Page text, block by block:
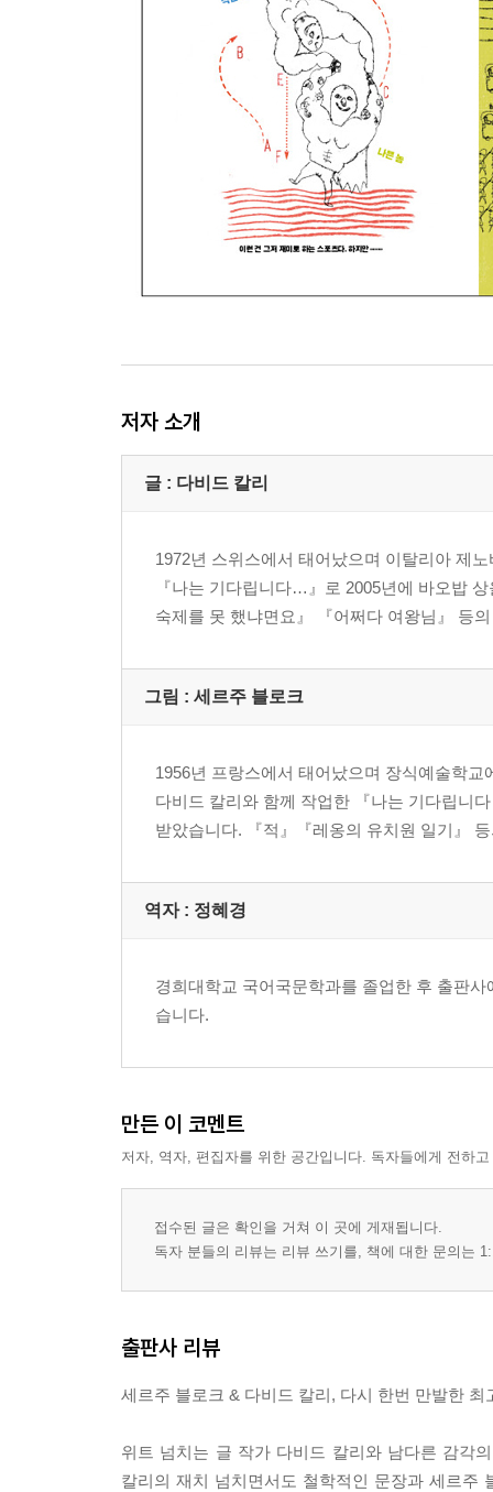
저자 소개
글 : 다비드 칼리
1972년 스위스에서 태어났으며 이탈리아 제
『나는 기다립니다…』로 2005년에 바오밥
숙제를 못 했냐면요』 『어쩌다 여왕님』 등
그림 : 세르주 블로크
1956년 프랑스에서 태어났으며 장식예술학
다비드 칼리와 함께 작업한 『나는 기다립니
받았습니다. 『적』『레옹의 유치원 일기』
역자 : 정혜경
경희대학교 국어국문학과를 졸업한 후 출판
습니다.
만든 이 코멘트
저자, 역자, 편집자를 위한 공간입니다. 독자들에게 전하
접수된 글은 확인을 거쳐 이 곳에 게재됩니다.
독자 분들의 리뷰는 리뷰 쓰기를, 책에 대한 문의는
출판사 리뷰
세르주 블로크 & 다비드 칼리, 다시 한번 만발한 최
위트 넘치는 글 작가 다비드 칼리와 남다른 감각
칼리의 재치 넘치면서도 철학적인 문장과 세르주